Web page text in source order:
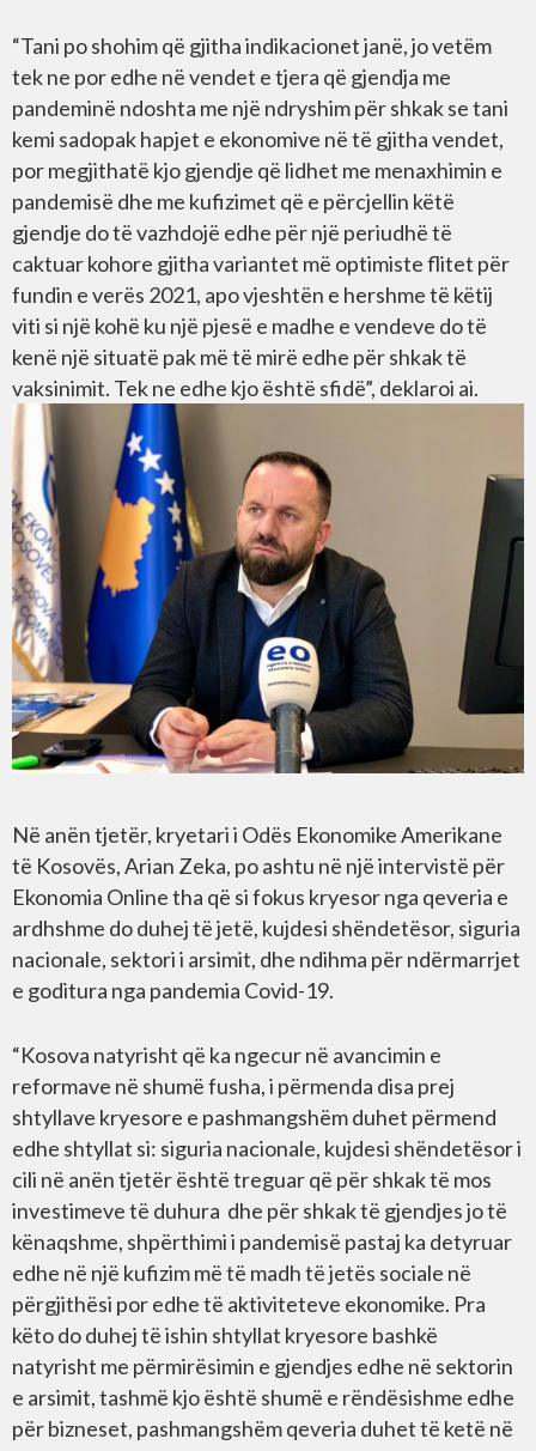
“Tani po shohim që gjitha indikacionet janë, jo vetëm
tek ne por edhe në vendet e tjera që gjendja me
pandeminë ndoshta me një ndryshim për shkak se tani
kemi sadopak hapjet e ekonomive në të gjitha vendet,
por megjithatë kjo gjendje që lidhet me menaxhimin e
pandemisë dhe me kufizimet që e përcjellin këtë
gjendje do të vazhdojë edhe për një periudhë të
caktuar kohore gjitha variantet më optimiste flitet për
fundin e verës 2021, apo vjeshtën e hershme të këtij
viti si një kohë ku një pjesë e madhe e vendeve do të
kenë një situatë pak më të mirë edhe për shkak të
vaksinimit. Tek ne edhe kjo është sfidë”, deklaroi ai.
Në anën tjetër, kryetari i Odës Ekonomike Amerikane
të Kosovës, Arian Zeka, po ashtu në një intervistë për
Ekonomia Online tha që si fokus kryesor nga qeveria e
ardhshme do duhej të jetë, kujdesi shëndetësor, siguria
nacionale, sektori i arsimit, dhe ndihma për ndërmarrjet
e goditura nga pandemia Covid-19.
“Kosova natyrisht që ka ngecur në avancimin e
reformave në shumë fusha, i përmenda disa prej
shtyllave kryesore e pashmangshëm duhet përmend
edhe shtyllat si: siguria nacionale, kujdesi shëndetësor i
cili në anën tjetër është treguar që për shkak të mos
investimeve të duhura dhe për shkak të gjendjes jo të
kënaqshme, shpërthimi i pandemisë pastaj ka detyruar
edhe në një kufizim më të madh të jetës sociale në
përgjithësi por edhe të aktiviteteve ekonomike. Pra
këto do duhej të ishin shtyllat kryesore bashkë
natyrisht me përmirësimin e gjendjes edhe në sektorin
e arsimit, tashmë kjo është shumë e rëndësishme edhe
për bizneset, pashmangshëm qeveria duhet të ketë në